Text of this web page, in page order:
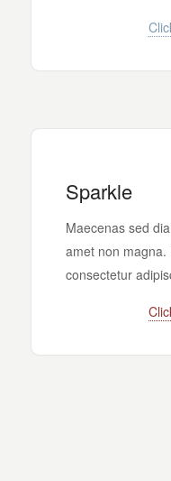
Sparkle
Maecenas sed
amet non
consectetur